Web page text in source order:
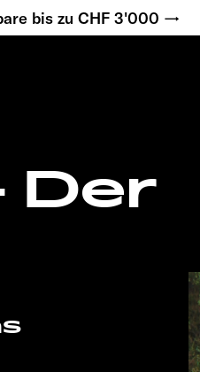
bis zu CHF 3'000 →
Der